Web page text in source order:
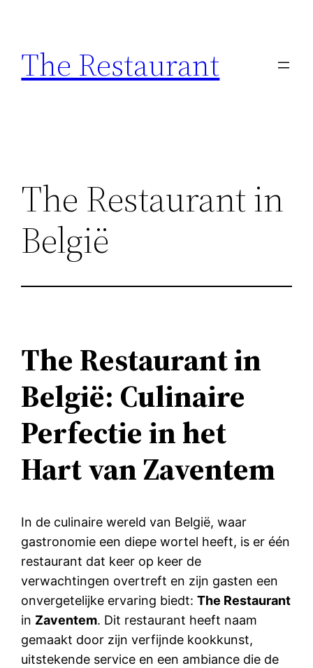
inhoud
The Restaurant
The Restaurant in
België
The Restaurant in
België: Culinaire
Perfectie in het
Hart van Zaventem
In de culinaire wereld van België, waar
gastronomie een diepe wortel heeft, is er één
restaurant dat keer op keer de
verwachtingen overtreft en zijn gasten een
onvergetelijke ervaring biedt:The Restaurant
in Zaventem. Dit restaurant heeft naam
gemaakt door zijn verfijnde kookkunst,
uitstekende service en een ambiance die de